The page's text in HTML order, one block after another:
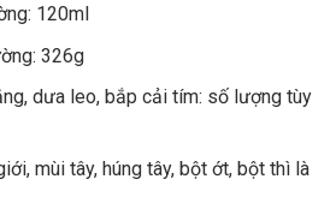
120ml
326g
dưa leo, bắp cải tím: số lượng tùy
mùi tây, húng tây, bột ớt, bột thì là